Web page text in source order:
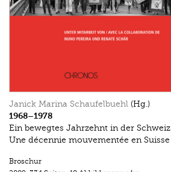
Janick Marina Schaufelbuehl (Hg.)
1968–1978
Ein bewegtes Jahrzehnt in der Schweiz
Une décennie mouvementée en Suisse
Broschur